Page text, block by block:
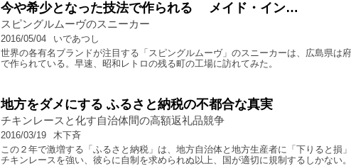
今や希少となった技法で作られる メイド・イン…
スピングルムーヴのスニーカー
2016/05/04
いであつし
世界の各有名ブランドが注目する「スピングルムーヴ」のスニーカーは、広島県は
で作られている。早速、昭和レトロの残る町の工場に訪れてみた。
地方をダメにする ふるさと納税の不都合な真実
チキンレースと化す自治体間の高額返礼品競争
2016/03/19
木下斉
この２年で激増する「ふるさと納税」は、地方自治体と地方生産者に「下りると損
チキンレースを強い、彼らに自制を求められぬ以上、国が適切に規制するしかない。